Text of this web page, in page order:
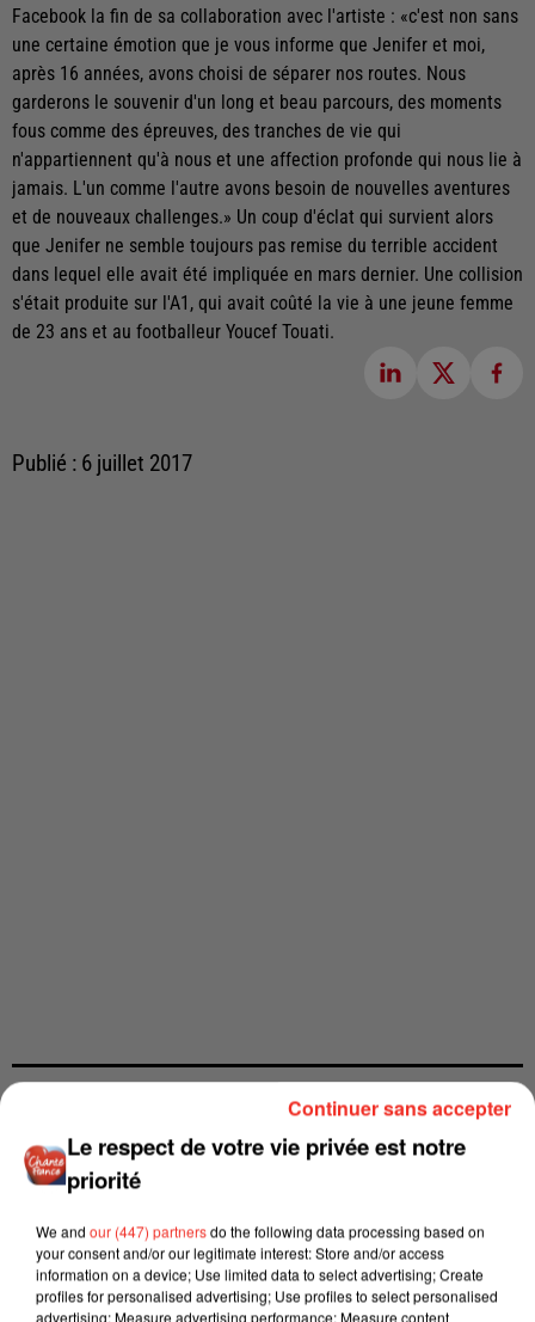
Facebook la fin de sa collaboration avec l'artiste : «c'est non sans
une certaine émotion que je vous informe que Jenifer et moi,
après 16 années, avons choisi de séparer nos routes. Nous
garderons le souvenir d'un long et beau parcours, des moments
fous comme des épreuves, des tranches de vie qui
n'appartiennent qu'à nous et une affection profonde qui nous lie à
jamais. L'un comme l'autre avons besoin de nouvelles aventures
et de nouveaux challenges.» Un coup d'éclat qui survient alors
que Jenifer ne semble toujours pas remise du terrible accident
dans lequel elle avait été impliquée en mars dernier. Une collision
s'était produite sur l'A1, qui avait coûté la vie à une jeune femme
de 23 ans et au footballeur Youcef Touati.
Publié : 6 juillet 2017
Le respect de votre vie privée est notre
priorité
We and our (447) partnersdo the following data processing based on
your consent and/or our legitimate interest: Store and/or access
information on a device; Use limited data to select advertising; Create
profiles for personalised advertising; Use profiles to select personalised
advertising; Measure advertising performance; Measure content
Continuer sans accepter